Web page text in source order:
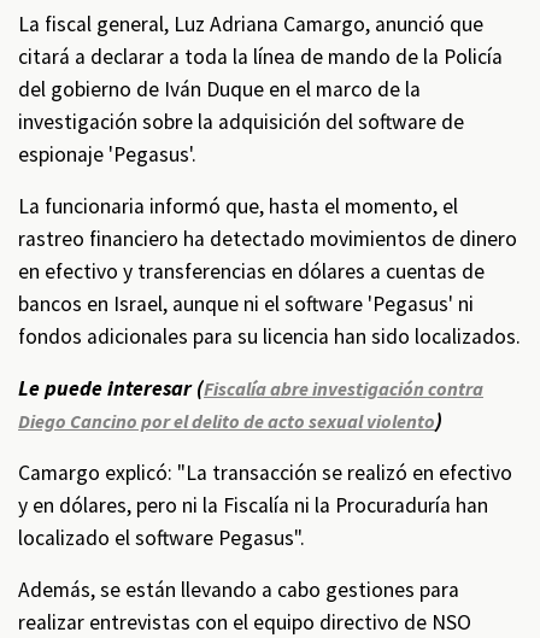
La fiscal general, Luz Adriana Camargo, anunció que
citará a declarar a toda la línea de mando de la Policía
del gobierno de Iván Duque en el marco de la
investigación sobre la adquisición del software de
espionaje 'Pegasus'.
La funcionaria informó que, hasta el momento, el
rastreo financiero ha detectado movimientos de dinero
en efectivo y transferencias en dólares a cuentas de
bancos en Israel, aunque ni el software 'Pegasus' ni
fondos adicionales para su licencia han sido localizados.
Le puede interesar (Fiscalía abre investigación contra
Diego Cancino por el delito de acto sexual violento)
Camargo explicó: "La transacción se realizó en efectivo
y en dólares, pero ni la Fiscalía ni la Procuraduría han
localizado el software Pegasus".
Además, se están llevando a cabo gestiones para
realizar entrevistas con el equipo directivo de NSO